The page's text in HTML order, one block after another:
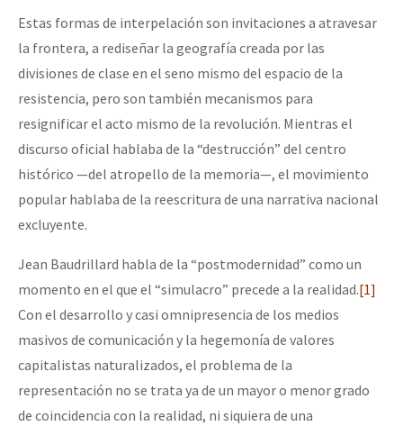
Estas formas de interpelación son invitaciones a atravesar
la frontera, a rediseñar la geografía creada por las
divisiones de clase en el seno mismo del espacio de la
resistencia, pero son también mecanismos para
resignificar el acto mismo de la revolución. Mientras el
discurso oficial hablaba de la “destrucción” del centro
histórico —del atropello de la memoria—, el movimiento
popular hablaba de la reescritura de una narrativa nacional
excluyente.
Jean Baudrillard habla de la “postmodernidad” como un
momento en el que el “simulacro” precede a la realidad.[1]
Con el desarrollo y casi omnipresencia de los medios
masivos de comunicación y la hegemonía de valores
capitalistas naturalizados, el problema de la
representación no se trata ya de un mayor o menor grado
de coincidencia con la realidad, ni siquiera de una